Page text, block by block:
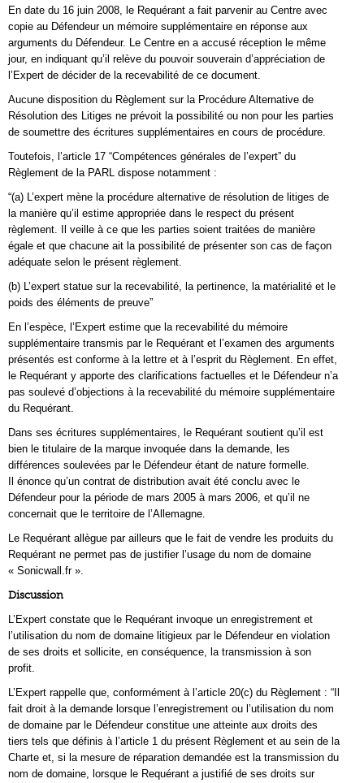
En date du 16 juin 2008, le Requérant a fait parvenir au Centre avec
copie au Défendeur un mémoire supplémentaire en réponse aux
arguments du Défendeur. Le Centre en a accusé réception le même
jour, en indiquant qu’il relève du pouvoir souverain d’appréciation de
l’Expert de décider de la recevabilité de ce document.
Aucune disposition du Règlement sur la Procédure Alternative de
Résolution des Litiges ne prévoit la possibilité ou non pour les parties
de soumettre des écritures supplémentaires en cours de procédure.
Toutefois, l’article 17 “Compétences générales de l’expert” du
Règlement de la PARL dispose notamment :
“(a) L’expert mène la procédure alternative de résolution de litiges de
la manière qu’il estime appropriée dans le respect du présent
règlement. Il veille à ce que les parties soient traitées de manière
égale et que chacune ait la possibilité de présenter son cas de façon
adéquate selon le présent règlement.
(b) L’expert statue sur la recevabilité, la pertinence, la matérialité et le
poids des éléments de preuve”
En l’espèce, l’Expert estime que la recevabilité du mémoire
supplémentaire transmis par le Requérant et l’examen des arguments
présentés est conforme à la lettre et à l’esprit du Règlement. En effet,
le Requérant y apporte des clarifications factuelles et le Défendeur n’a
pas soulevé d’objections à la recevabilité du mémoire supplémentaire
du Requérant.
Dans ses écritures supplémentaires, le Requérant soutient qu’il est
bien le titulaire de la marque invoquée dans la demande, les
différences soulevées par le Défendeur étant de nature formelle.
Il énonce qu’un contrat de distribution avait été conclu avec le
Défendeur pour la période de mars 2005 à mars 2006, et qu’il ne
concernait que le territoire de l’Allemagne.
Le Requérant allègue par ailleurs que le fait de vendre les produits du
Requérant ne permet pas de justifier l’usage du nom de domaine
« Sonicwall.fr ».
Discussion
L’Expert constate que le Requérant invoque un enregistrement et
l’utilisation du nom de domaine litigieux par le Défendeur en violation
de ses droits et sollicite, en conséquence, la transmission à son
profit.
L’Expert rappelle que, conformément à l’article 20(c) du Règlement : “Il
fait droit à la demande lorsque l’enregistrement ou l’utilisation du nom
de domaine par le Défendeur constitue une atteinte aux droits des
tiers tels que définis à l’article 1 du présent Règlement et au sein de la
Charte et, si la mesure de réparation demandée est la transmission du
nom de domaine, lorsque le Requérant a justifié de ses droits sur